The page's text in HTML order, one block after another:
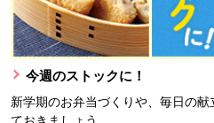
今週のストックに！
新学期のお弁当づくりや、毎日の